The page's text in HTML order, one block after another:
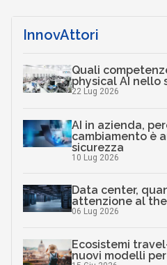
InnovAttori
Quali
physical AI nello
22 Lug 2026
AI in azienda,
cambiamento è
sicurezza
10 Lug 2026
Data center,
attenzione al
06 Lug 2026
Ecosistemi
nuovi modelli